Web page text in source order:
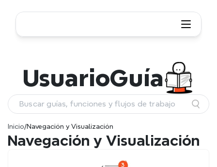
UsuarioGuía
Buscar guías, funciones y flujos de trabajo
Inicio/Navegación y Visualización
Navegación y Visualización